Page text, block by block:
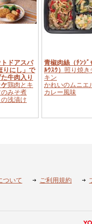
トドアスパ
りにし」で
牛肉入り
ケ鶏肉とキ
のみそ煮
浅漬け
青椒肉絲（ﾁﾝｼﾞ
ﾙｳｽｳ） 照り焼き
キン
かれいのムニエ
カレー風味
ついて ご利用規約